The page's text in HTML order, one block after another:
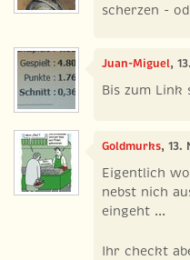
scherzen -
Juan-Miguel,
Bis zum Link
Goldmurks, 13.
Eigentlich
nebst nich
eingeht ...
Ihr checkt